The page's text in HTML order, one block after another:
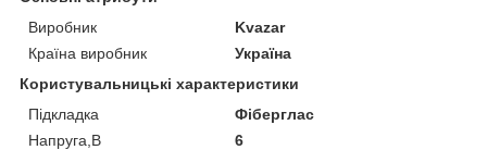
Виробник
Kvazar
Країна виробник
Україна
Користувальницькі характеристики
Підкладка
Фіберглас
Напруга,В
6